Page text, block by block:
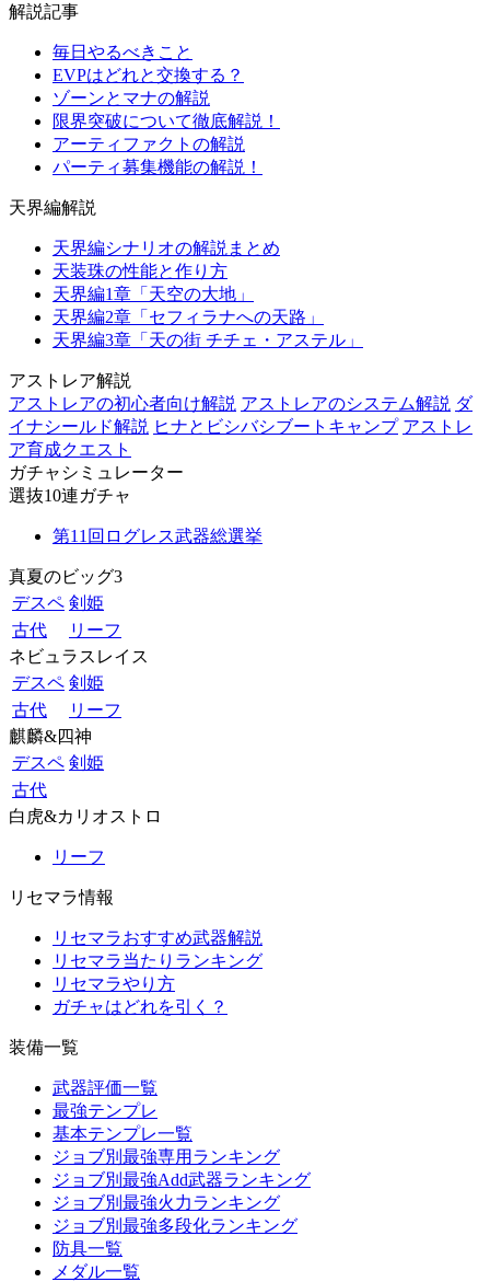
解説記事
毎日やるべきこと
EVPはどれと交換する？
ゾーンとマナの解説
限界突破について徹底解説！
アーティファクトの解説
パーティ募集機能の解説！
天界編解説
天界編シナリオの解説まとめ
天装珠の性能と作り方
天界編1章「天空の大地」
天界編2章「セフィラナへの天路」
天界編3章「天の街 チチェ・アステル」
アストレア解説
アストレアの初心者向け解説 アストレアのシステム解説 ダ
イナシールド解説 ヒナとビシバシブートキャンプ アストレ
ア育成クエスト
ガチャシミュレーター
選抜10連ガチャ
第11回ログレス武器総選挙
真夏のビッグ3
デスペ 剣姫
古代
リーフ
ネビュラスレイス
デスペ 剣姫
古代
リーフ
麒麟&四神
デスペ 剣姫
古代
白虎&カリオストロ
リーフ
リセマラ情報
リセマラおすすめ武器解説
リセマラ当たりランキング
リセマラやり方
ガチャはどれを引く？
装備一覧
武器評価一覧
最強テンプレ
基本テンプレ一覧
ジョブ別最強専用ランキング
ジョブ別最強Add武器ランキング
ジョブ別最強火力ランキング
ジョブ別最強多段化ランキング
防具一覧
メダル一覧